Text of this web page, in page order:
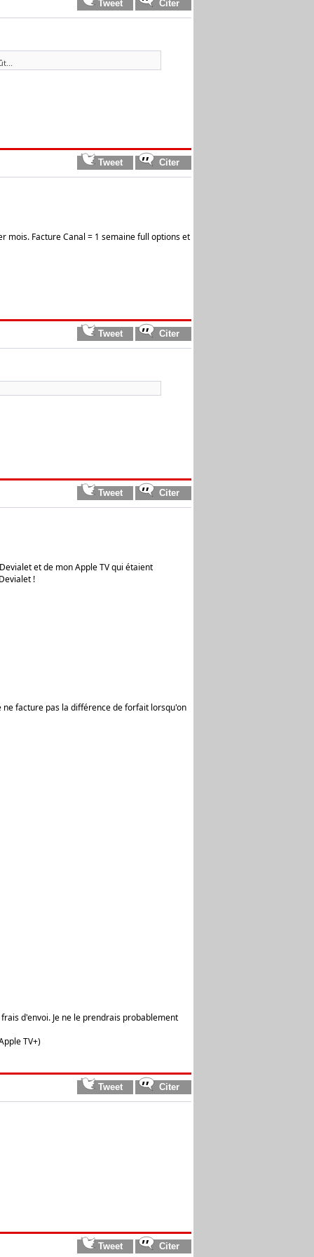
Facture Canal = 1 semaine full options et
et de mon Apple TV qui étaient
!
facture pas la différence de forfait lorsqu'on
d'envoi. Je ne le prendrais probablement
TV+)